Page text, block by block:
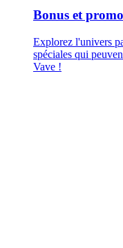
Bonus et
Explorez l'univers
spéciales qui
Vave !